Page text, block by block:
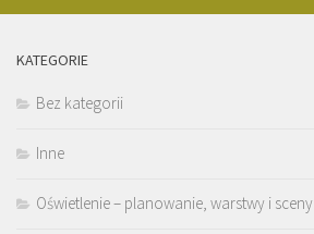
KATEGORIE
Bez kategorii
Inne
Oświetlenie – planowanie, warstwy i sceny